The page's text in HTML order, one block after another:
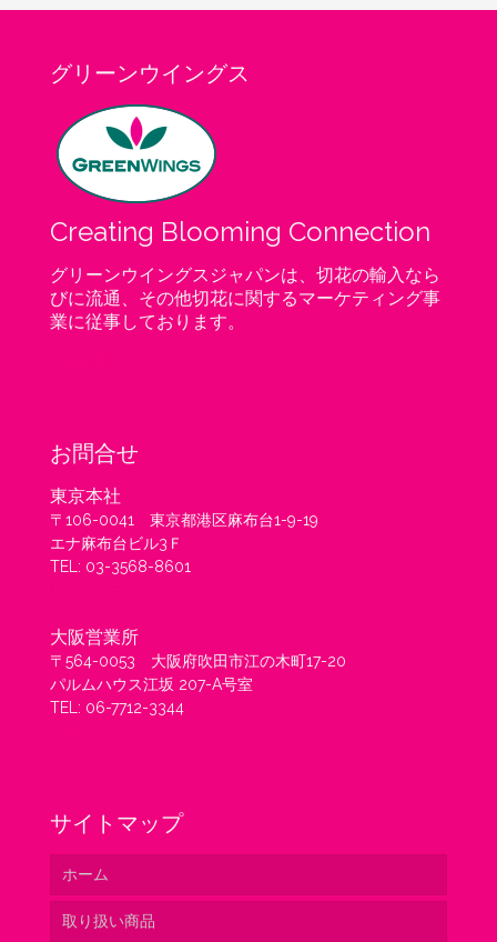
グリーンウイングス
Creating Blooming Connection
グリーンウイングスジャパンは、切花の輸入なら
びに流通、その他切花に関するマーケティング事
業に従事しております。
お問合せ
東京本社
〒106-0041 東京都港区麻布台1-9-19
エナ麻布台ビル3Ｆ
TEL: 03-3568-8601
大阪営業所
〒564-0053 大阪府吹田市江の木町17-20
パルムハウス江坂 207-A号室
TEL: 06-7712-3344
サイトマップ
ホーム
取り扱い商品